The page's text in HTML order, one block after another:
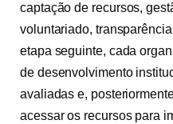
captação de recursos,
voluntariado,
etapa seguinte, cada
de desenvolvimento
avaliadas e,
acessar os recursos para